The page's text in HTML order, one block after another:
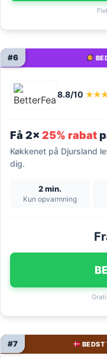
#6
8.8/10
Få 2x 25% rabat
Køkkenet på Djursland
dig.
2 min.
Kun opvarmning
BEDST
#7